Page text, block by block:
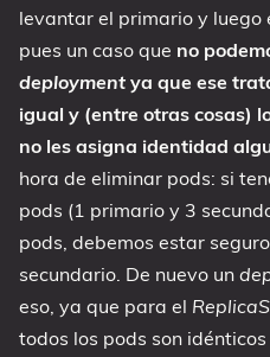
levantar el primario y luego
pues un caso que no
deployment ya que ese
igual y (entre otras cosas)
no les asigna identidad
hora de eliminar pods: si
pods (1 primario y 3
pods, debemos estar
secundario. De nuevo un
eso, ya que para el
todos los pods son